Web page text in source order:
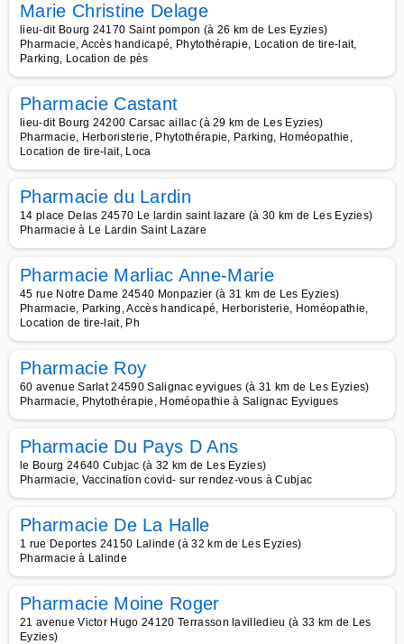
Marie Christine Delage
lieu-dit Bourg 24170 Saint pompon (à 26 km de Les Eyzies)
Pharmacie, Accès handicapé, Phytothérapie, Location de tire-lait,
Parking, Location de pès
Pharmacie Castant
lieu-dit Bourg 24200 Carsac aillac (à 29 km de Les Eyzies)
Pharmacie, Herboristerie, Phytothérapie, Parking, Homéopathie,
Location de tire-lait, Loca
Pharmacie du Lardin
14 place Delas 24570 Le lardin saint lazare (à 30 km de Les Eyzies)
Pharmacie à Le Lardin Saint Lazare
Pharmacie Marliac Anne-Marie
45 rue Notre Dame 24540 Monpazier (à 31 km de Les Eyzies)
Pharmacie, Parking, Accès handicapé, Herboristerie, Homéopathie,
Location de tire-lait, Ph
Pharmacie Roy
60 avenue Sarlat 24590 Salignac eyvigues (à 31 km de Les Eyzies)
Pharmacie, Phytothérapie, Homéopathie à Salignac Eyvigues
Pharmacie Du Pays D Ans
le Bourg 24640 Cubjac (à 32 km de Les Eyzies)
Pharmacie, Vaccination covid- sur rendez-vous à Cubjac
Pharmacie De La Halle
1 rue Deportes 24150 Lalinde (à 32 km de Les Eyzies)
Pharmacie à Lalinde
Pharmacie Moine Roger
21 avenue Victor Hugo 24120 Terrasson lavilledieu (à 33 km de Les
Eyzies)